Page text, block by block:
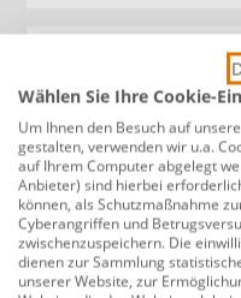
3 von 3
Wählen Sie Ihre Cookie-
Um Ihnen den Besuch auf
gestalten, verwenden wir u.a.
auf Ihrem Computer abgelegt
Anbieter) sind hierbei
können, als Schutzmaßnahme
Cyberangriffen und
zwischenzuspeichern. Die
dienen zur Sammlung
unserer Website, zur